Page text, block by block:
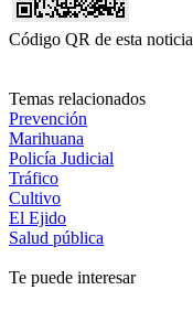
Código QR de esta noticia
Temas relacionados
Prevención
Marihuana
Policía Judicial
Tráfico
Cultivo
El Ejido
Salud pública
Te puede interesar